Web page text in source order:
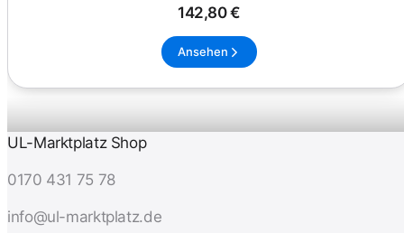
142,80 €
Ansehen
UL-Marktplatz Shop
0170 431 75 78
info@ul-marktplatz.de